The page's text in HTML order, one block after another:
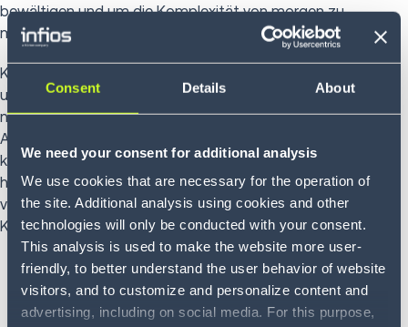
Consent Details About
We need your consent for additional analysis
We use cookies that are necessary for the operation of
the site. Additional analysis using cookies and other
technologies will only be conducted with your consent.
This analysis is used to make the website more user-
friendly, to better understand the user behavior of website
visitors, and to customize and personalize content and
advertising, including on social media. For this purpose,
bewältigen und um die Komplexität von morgen zu
meistern.“
Körber wird sich auf drei Schlüsselbereiche konzentrieren,
um die Supply-Chain digital voranzutreiben. Dazu gehören
neben der Cloud auch die nahtlose Integration von Mensch,
Automatisierung und
künstliche Intelligenz (KI). Das Ergebnis ist eine
hervorragende Effizienz von intelligenten Supply Chains mit
verbesserter Vorhersagbarkeit und besseren Ergebnissen.
Konkrete Beispiele sind:
DieUmstellung auf die Cloud , die in Europa bereits in
vollem Gange ist, soll die Agilität, Leistung und
Produktivität von Abläufen in der Supply Chain und IT-